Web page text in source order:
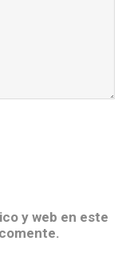
y web en este